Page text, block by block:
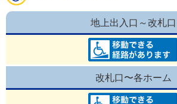
地上出入口～改札口
改札口〜各ホーム